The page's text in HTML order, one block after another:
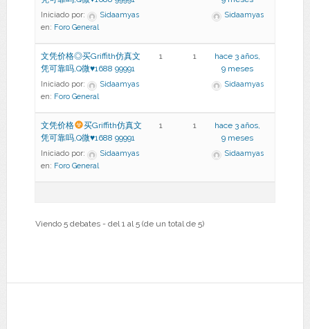
Iniciado por:
Sidaamyas
en: Foro General
Sidaamyas
文凭价格◎买Griffith仿真文
凭可靠吗,Q微♥1688 99991
Iniciado por:
Sidaamyas
en: Foro General
1 1
hace 3 años,
9 meses
Sidaamyas
文凭价格
买Griffith仿真文
凭可靠吗,Q微♥1688 99991
Iniciado por:
Sidaamyas
en: Foro General
1 1
hace 3 años,
9 meses
Sidaamyas
Viendo 5 debates - del 1 al 5 (de un total de 5)